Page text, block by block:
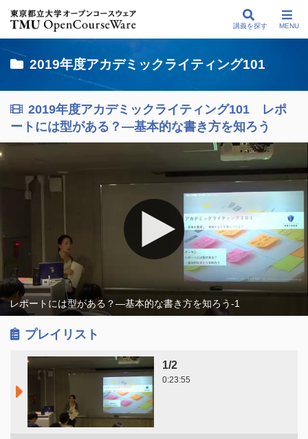
講義を探す MENU
2019年度アカデミックライティング101
2019年度アカデミックライティング101 レポ
ートには型がある？―基本的な書き方を知ろう
プレイリスト
1/2
0:23:55